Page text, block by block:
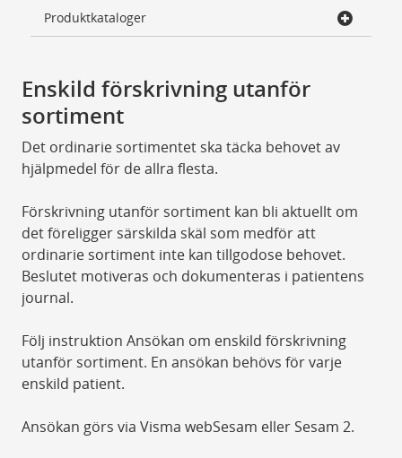
Produktkataloger
Enskild förskrivning utanför
sortiment
Det ordinarie sortimentet ska täcka behovet av
hjälpmedel för de allra flesta.
Förskrivning utanför sortiment kan bli aktuellt om
det föreligger särskilda skäl som medför att
ordinarie sortiment inte kan tillgodose behovet.
Beslutet motiveras och dokumenteras i patientens
journal.
Följ instruktion Ansökan om enskild förskrivning
utanför sortiment. En ansökan behövs för varje
enskild patient.
Ansökan görs via Visma webSesam eller Sesam 2.